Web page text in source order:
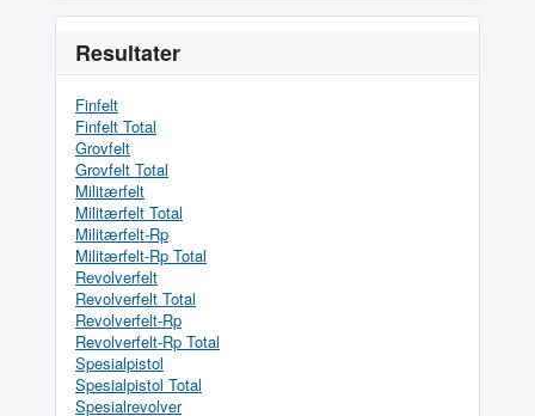
Resultater
Finfelt
Finfelt Total
Grovfelt
Grovfelt Total
Militærfelt
Militærfelt Total
Militærfelt-Rp
Militærfelt-Rp Total
Revolverfelt
Revolverfelt Total
Revolverfelt-Rp
Revolverfelt-Rp Total
Spesialpistol
Spesialpistol Total
Spesialrevolver